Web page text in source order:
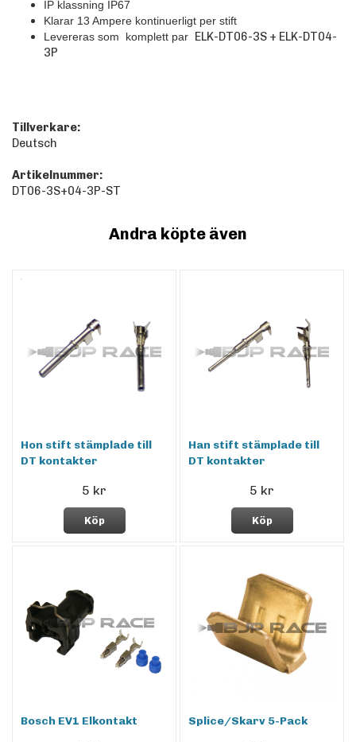
IP klassning IP67
Klarar 13 Ampere kontinuerligt per stift
Levereras som komplett par ELK-DT06-3S + ELK-DT04-
3P
Tillverkare:
Deutsch
Artikelnummer:
DT06-3S+04-3P-ST
Andra köpte även
Hon stift stämplade till
DT kontakter
5 kr
Köp
Han stift stämplade till
DT kontakter
5 kr
Köp
Bosch EV1 Elkontakt Splice/Skarv 5-Pack